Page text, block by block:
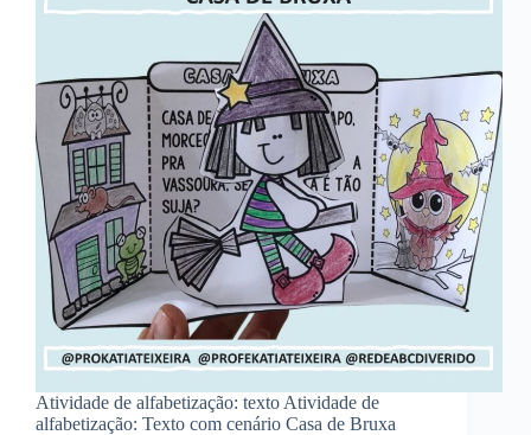
Atividade de alfabetização: texto Atividade de
alfabetização: Texto com cenário Casa de Bruxa